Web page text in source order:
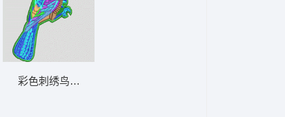
彩色刺绣鸟图案 鸟